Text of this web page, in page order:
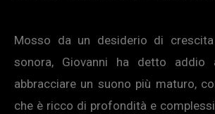
Mosso da un desiderio di
sonora, Giovanni ha detto addio
abbracciare un suono più maturo,
che è ricco di profondità e